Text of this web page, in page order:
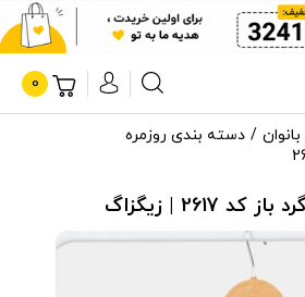
0
دسته بندی روزمره
2617 | زیگزاگ